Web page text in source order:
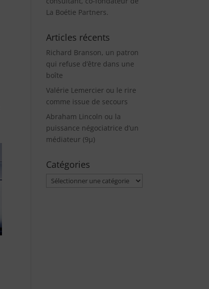
La Boétie Partners.
Articles récents
Richard Branson, un patron
qui refuse d’être dans une
boîte
Valérie Lemercier ou le rire
comme issue de secours
Abraham Lincoln ou la
puissance négociatrice d’un
médiateur (9µ)
Catégories
Catégories